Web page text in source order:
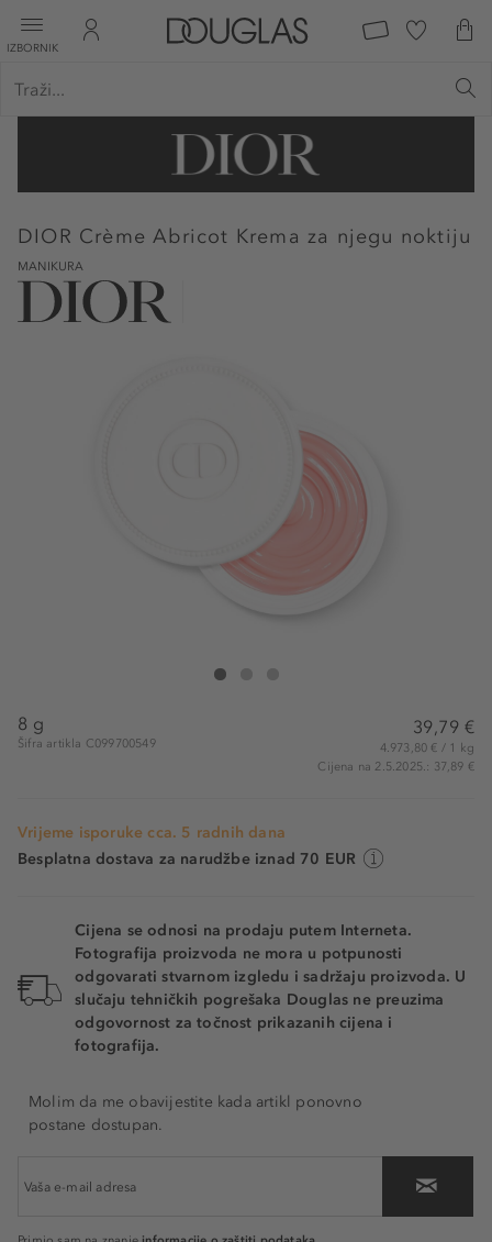
IZBORNIK
DIOR Crème Abricot Krema za njegu noktiju
MANIKURA
DIOR Crème Abricot
8 g
Šifra artikla C099700549
39,79 €
4.973,80 € / 1 kg
Cijena na 2.5.2025.: 37,89 €
Vrijeme isporuke cca. 5 radnih dana
Besplatna dostava za narudžbe iznad 70 EUR
Cijena se odnosi na prodaju putem Interneta.
Fotografija proizvoda ne mora u potpunosti
odgovarati stvarnom izgledu i sadržaju proizvoda. U
slučaju tehničkih pogrešaka Douglas ne preuzima
odgovornost za točnost prikazanih cijena i
fotografija.
Molim da me obavijestite kada artikl ponovno
postane dostupan.